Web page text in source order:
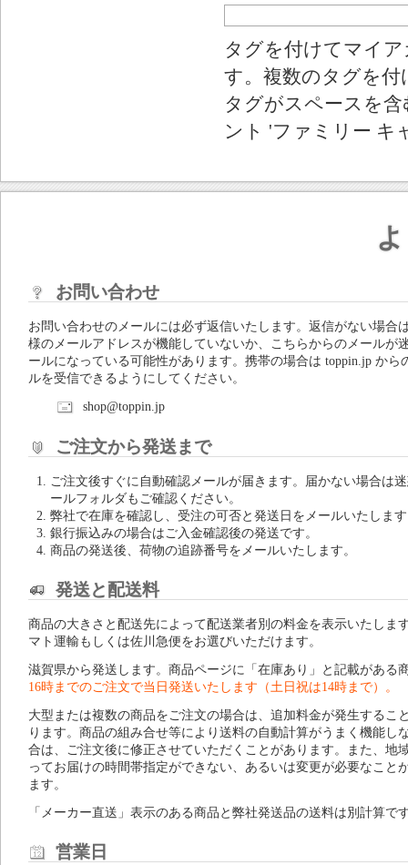
タグを付けてマイ
す。複数のタグを
タグがスペースを
ント 'ファミリー キ
お問い合わせ
お問い合わせのメールには必ず返信いたします。返信がない場合
様のメールアドレスが機能していないか、こちらからのメールが
ールになっている可能性があります。携帯の場合は toppin.jp から
ルを受信できるようにしてください。
shop@toppin.jp
ご注文から発送まで
ご注文後すぐに自動確認メールが届きます。届かない場合は
ールフォルダもご確認ください。
弊社で在庫を確認し、受注の可否と発送日をメールいたしま
銀行振込みの場合はご入金確認後の発送です。
商品の発送後、荷物の追跡番号をメールいたします。
発送と配送料
商品の大きさと配送先によって配送業者別の料金を表示いたしま
マト運輸もしくは佐川急便をお選びいただけます。
滋賀県から発送します。商品ページに「在庫あり」と記載がある
16時までのご注文で当日発送いたします（土日祝は14時まで）。
大型または複数の商品をご注文の場合は、追加料金が発生するこ
ります。商品の組み合せ等により送料の自動計算がうまく機能し
合は、ご注文後に修正させていただくことがあります。また、地
ってお届けの時間帯指定ができない、あるいは変更が必要なこと
ます。
「メーカー直送」表示のある商品と弊社発送品の送料は別計算で
営業日